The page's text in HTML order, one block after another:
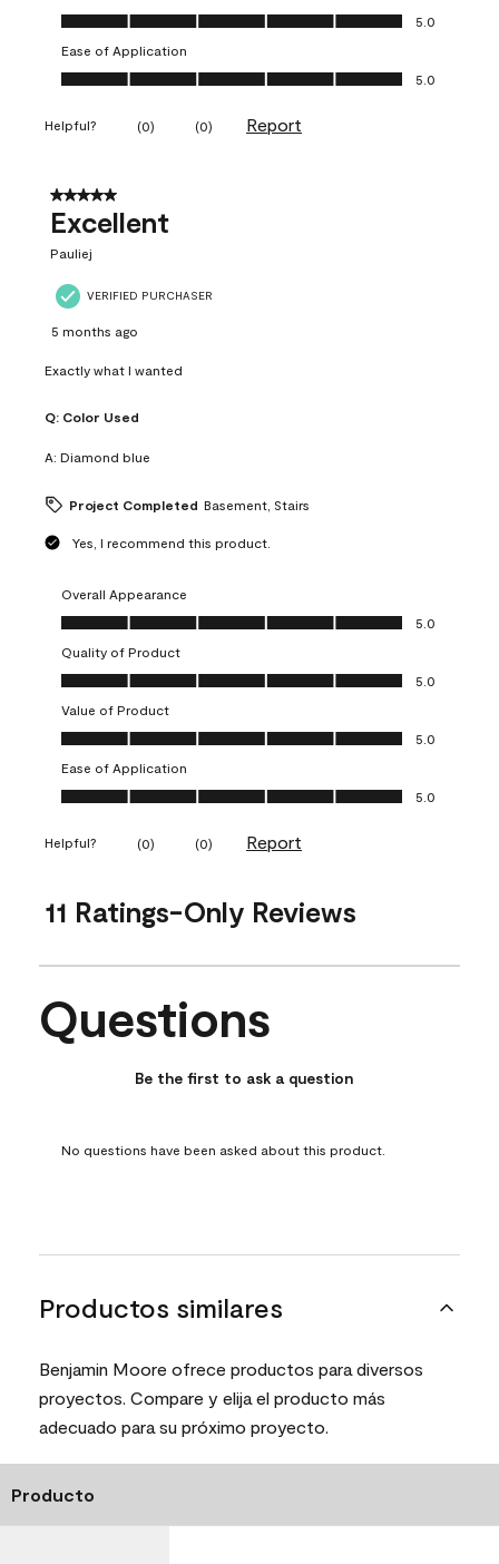
Value of Product, 5.0 out of 5
5.0
Ease of Application
Ease of Application, 5.0 out of 5
5.0
Helpful? (0) (0) Report
5 out of 5 stars.
Excellent
Pauliej
VERIFIED PURCHASER
5 months ago
Exactly what I wanted
Q: Color Used
A: Diamond blue
Project Completed Basement, Stairs
Yes, I recommend this product.
Overall Appearance
Overall Appearance, 5.0 out of 5
5.0
Quality of Product
Quality of Product, 5.0 out of 5
5.0
Value of Product
Value of Product, 5.0 out of 5
5.0
Ease of Application
Ease of Application, 5.0 out of 5
5.0
Helpful? (0) (0) Report
11 Ratings-Only Reviews
No questions have been asked about this product.
Questions
Be the first to ask a question
No questions have been asked about this product.
Productos similares
Benjamin Moore ofrece productos para diversos
proyectos. Compare y elija el producto más
adecuado para su próximo proyecto.
Producto